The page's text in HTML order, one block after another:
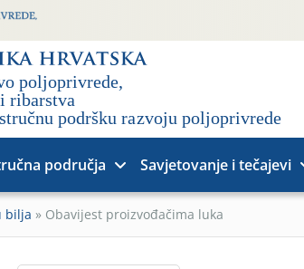
područja Savjetovanje i tečajevi
bilja » Obavijest proizvođačima luka